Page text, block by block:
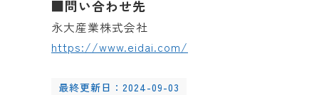
■問い合わせ先
永大産業株式会社
https://www.eidai.com/
最終更新日：2024-09-03